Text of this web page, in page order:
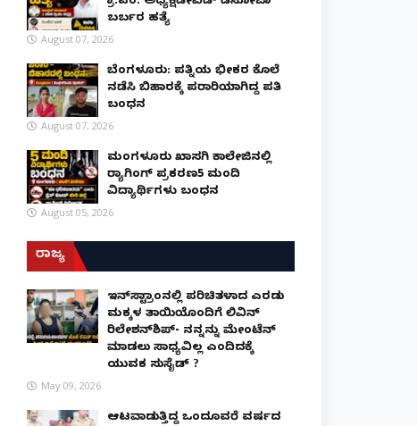
ಬರ್ಬರ ಹತ್ಯೆ
August 07, 2026
ಬೆಂಗಳೂರು: ಪತ್ನಿಯ ಭೀಕರ ಕೊಲೆ
ನಡೆಸಿ ಬಿಹಾರಕ್ಕೆ ಪರಾರಿಯಾಗಿದ್ದ ಪತಿ
ಬಂಧನ
August 07, 2026
ಮಂಗಳೂರು ಖಾಸಗಿ ಕಾಲೇಜಿನಲ್ಲಿ
ರ‌್ಯಾಗಿಂಗ್ ಪ್ರಕರಣ5 ಮಂದಿ
ವಿದ್ಯಾರ್ಥಿಗಳು ಬಂಧನ
August 05, 2026
ರಾಜ್ಯ
ಇನ್​ಸ್ಟಾಗ್ರಾಂನಲ್ಲಿ ಪರಿಚಿತಳಾದ ಎರಡು
ಮಕ್ಕಳ ತಾಯಿಯೊಂದಿಗೆ ಲಿವಿನ್
ರಿಲೇಶನ್​ಶಿಪ್- ನನ್ನನ್ನು ಮೇಂಟೆನ್
ಮಾಡಲು ಸಾಧ್ಯವಿಲ್ಲ ಎಂದಿದಕ್ಕೆ
ಯುವಕ ಸುಸೈಡ್ ?
May 09, 2026
ಆಟವಾಡುತ್ತಿದ್ದ ಒಂದೂವರೆ ವರ್ಷದ